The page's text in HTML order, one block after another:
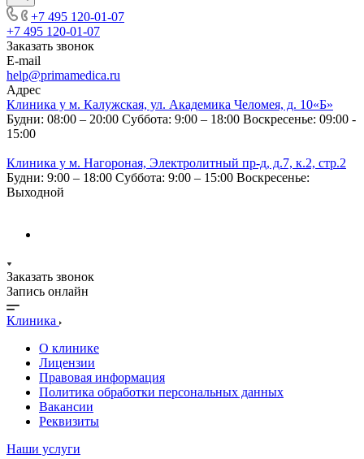
+7 495 120-01-07
+7 495 120-01-07
Заказать звонок
E-mail
help@primamedica.ru
Адрес
Клиника у м. Калужская, ул. Академика Челомея, д. 10«Б»
Будни: 08:00 – 20:00 Суббота: 9:00 – 18:00 Воскресенье: 09:00 -
15:00
Клиника у м. Нагороная, Электролитный пр-д, д.7, к.2, стр.2
Будни: 9:00 – 18:00 Суббота: 9:00 – 15:00 Воскресенье:
Выходной
Заказать звонок
Запись онлайн
Клиника
О клинике
Лицензии
Правовая информация
Политика обработки персональных данных
Вакансии
Реквизиты
Наши услуги